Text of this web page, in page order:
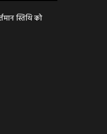
स्तिथि को